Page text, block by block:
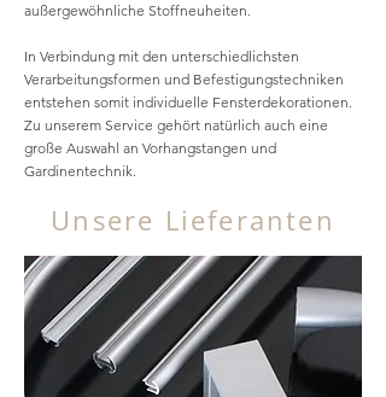
außergewöhnliche Stoffneuheiten.
In Verbindung mit den unterschiedlichsten
Verarbeitungsformen und Befestigungstechniken
entstehen somit individuelle Fensterdekorationen.
Zu unserem Service gehört natürlich auch eine
große Auswahl an Vorhangstangen und
Gardinentechnik.
Unsere Lieferanten